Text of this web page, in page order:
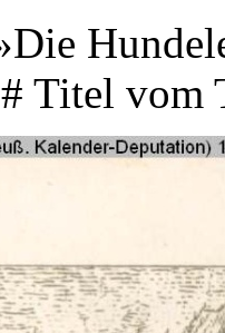
# Titel vom